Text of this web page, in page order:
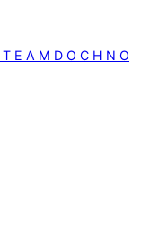
E A M D O C H N O